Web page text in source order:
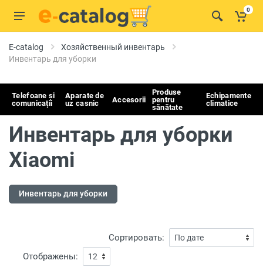
0
E-catalog
Хозяйственный инвентарь
Инвентарь для уборки
Telefoane și
comunicații
Aparate de
uz casnic
Accesorii
Produse
pentru
sănătate
Echipamente
climatice
Инвентарь для уборки
Xiaomi
Инвентарь для уборки
Сортировать:
Отображены: